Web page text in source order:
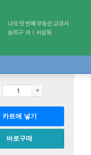
카트에 넣기
바로구매